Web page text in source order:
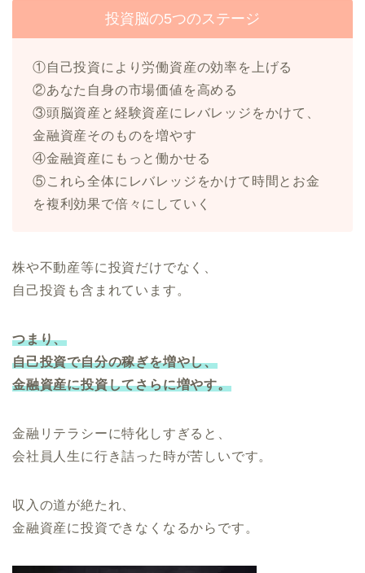
投資脳の5つのステージ
①自己投資により労働資産の効率を上げる
②あなた自身の市場価値を高める
③頭脳資産と経験資産にレバレッジをかけて、
金融資産そのものを増やす
④金融資産にもっと働かせる
⑤これら全体にレバレッジをかけて時間とお金
を複利効果で倍々にしていく
株や不動産等に投資だけでなく、
自己投資も含まれています。
つまり、
自己投資で自分の稼ぎを増やし、
金融資産に投資してさらに増やす。
金融リテラシーに特化しすぎると、
会社員人生に行き詰った時が苦しいです。
収入の道が絶たれ、
金融資産に投資できなくなるからです。